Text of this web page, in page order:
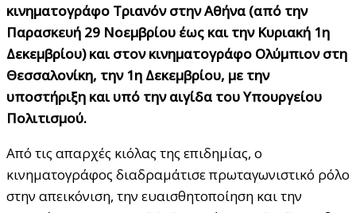
κινηματογράφο Τριανόν στην Αθήνα (από την
Παρασκευή 29 Νοεμβρίου έως και την Κυριακή 1η
Δεκεμβρίου) και στον κινηματογράφο Ολύμπιον στη
Θεσσαλονίκη, την 1η Δεκεμβρίου, με την
υποστήριξη και υπό την αιγίδα του Υπουργείου
Πολιτισμού.
Από τις απαρχές κιόλας της επιδημίας, ο
κινηματογράφος διαδραμάτισε πρωταγωνιστικό ρόλο
στην απεικόνιση, την ευαισθητοποίηση και την